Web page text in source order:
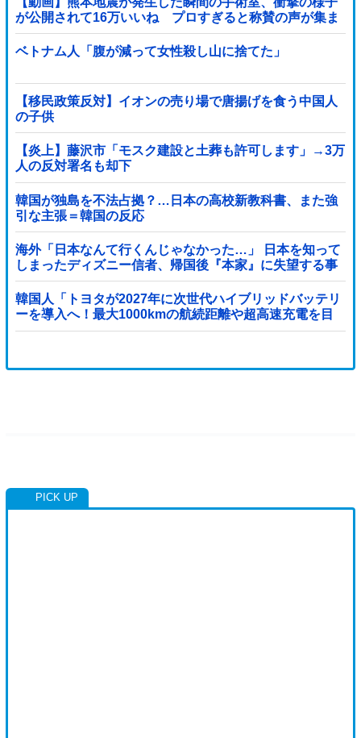
が公開されて16万いいね プロすぎると称賛の声が集ま
る
ベトナム人「腹が減って女性殺し山に捨てた」
【移民政策反対】イオンの売り場で唐揚げを食う中国人
の子供
【炎上】藤沢市「モスク建設と土葬も許可します」→3万
人の反対署名も却下
韓国が独島を不法占拠？…日本の高校新教科書、また強
引な主張＝韓国の反応
海外「日本なんて行くんじゃなかった…」 日本を知って
しまったディズニー信者、帰国後『本家』に失望する事
態に
韓国人「トヨタが2027年に次世代ハイブリッドバッテリ
ーを導入へ！最大1000kmの航続距離や超高速充電を目
指す」